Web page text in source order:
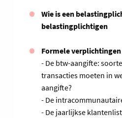
Wie is een
belastingplichtigen
Formele verplichtingen
- De btw-aangifte:
transacties moeten in
aangifte?
- De
- De jaarlijkse